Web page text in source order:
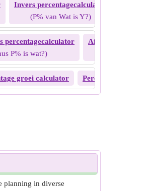
Invers percentagecalculator
(P% van Wat is Y?)
percentagecalculator
P% is wat?)
Afname door
groei calculator Percentage
planning in diverse